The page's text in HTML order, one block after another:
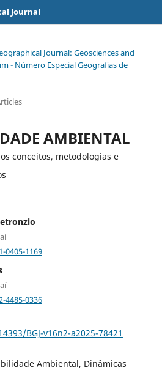
Journal
Journal: Geosciences and
- Número Especial Geografias de
AMBIENTAL
conceitos, metodologias e
0405-1169
4485-0336
BGJ-v16n2-a2025-78421
Ambiental, Dinâmicas